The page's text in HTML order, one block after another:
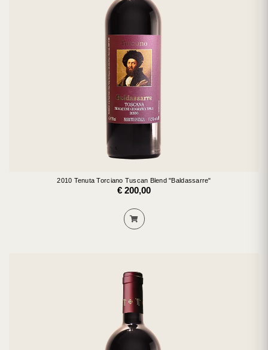
2010 Tenuta Torciano Tuscan Blend "Baldassarre"
€ 200,00